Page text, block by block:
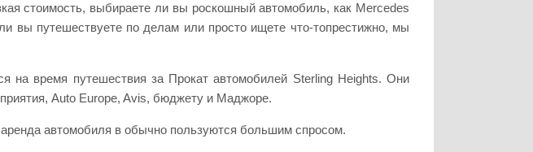
стоимость, выбираете ли вы роскошный автомобиль, как Mercedes
вы путешествуете по делам или просто ищете что-топрестижно, мы
на время путешествия за Прокат автомобилей Sterling Heights. Они
Auto Europe, Avis, бюджету и Маджоре.
автомобиля в обычно пользуются большим спросом.